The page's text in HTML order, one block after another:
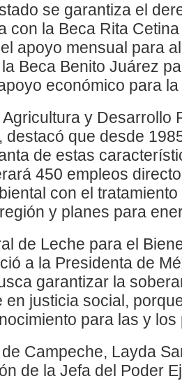
se garantiza el
con la Beca Rita
apoyo mensual para
Beca Benito Juárez
económico para
y Desarrollo
destacó que desde
de estas
450 empleos
con el
y planes para
de Leche para el
a la Presidenta de
garantizar la
en justicia social,
para las y
Campeche, Layda
de la Jefa del Poder